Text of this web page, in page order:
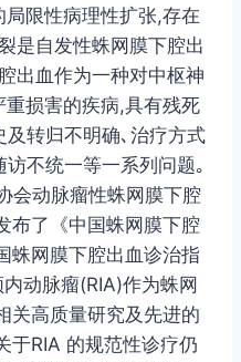
限性病理性扩张,存在
是自发性蛛网膜下腔出
出血作为一种对中枢神
损害的疾病,具有残死
转归不明确､治疗方式
不统一等一系列问题｡
会动脉瘤性蛛网膜下腔
布了《中国蛛网膜下腔
蛛网膜下腔出血诊治指
动脉瘤(RIA)作为蛛网
关高质量研究及先进的
于RIA 的规范性诊疗仍